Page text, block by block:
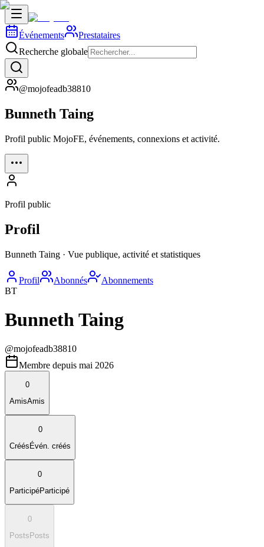
Événements
Prestataires
Recherche globale
@mojofeadb38810
Bunneth Taing
Profil public MojoFE, événements, connexions et activité.
Profil public
Profil
Bunneth Taing · Vue publique, activité et statistiques
Profil Abonnés
Abonnements
BT
Bunneth Taing
@mojofeadb38810
Membre depuis mai 2026
0
AmisAmis
0
Créés Évén. créés
0
ParticipéParticipé
0
Posts Posts